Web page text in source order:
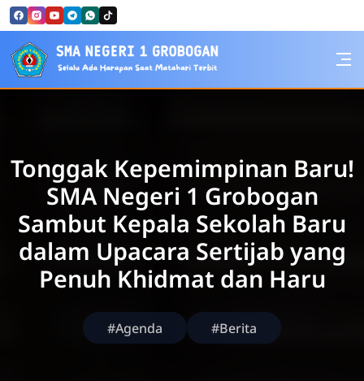
Skip to Content
SMA Negeri 1 Grobogan
Tonggak Kepemimpinan Baru!
SMA Negeri 1 Grobogan
Sambut Kepala Sekolah Baru
dalam Upacara Sertijab yang
Penuh Khidmat dan Haru
#Agenda #Berita